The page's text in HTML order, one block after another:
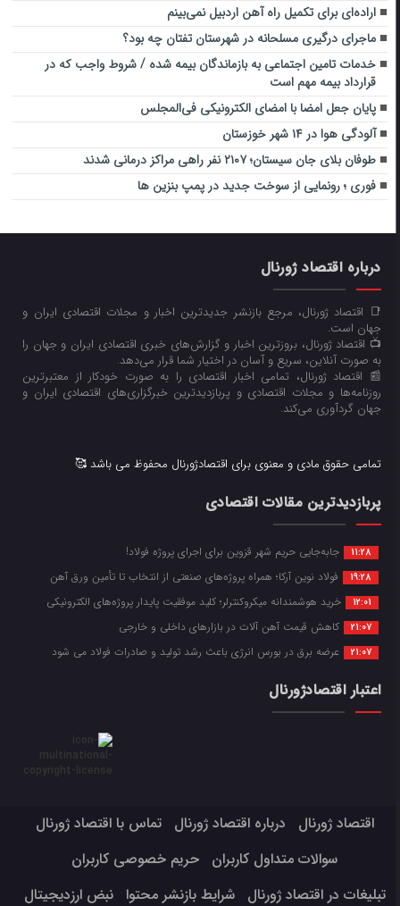
اراده‌ای برای تکمیل راه آهن اردبیل نمی‌بینم
ماجرای درگیری مسلحانه در شهرستان تفتان چه بود؟
خدمات تامین اجتماعی به بازماندگان بیمه شده / شروط واجب که در
قرارداد بیمه مهم است
پایان جعل امضا با امضای الکترونیکی فی‌المجلس
آلودگی هوا در ۱۴ شهر خوزستان
طوفان بلای جان سیستان؛ ۲۱۰۷ نفر راهی مراکز درمانی شدند
فوری ؛ رونمایی از سوخت جدید در پمپ بنزین ها
درباره اقتصاد ژورنال
📑 اقتصاد ژورنال، مرجع بازنشر جدیدترین اخبار و مجلات اقتصادی ایران و
جهان است.
📺 اقتصاد ژورنال، بروزترین اخبار و گزارش‌های خبری اقتصادی ایران و جهان را
به صورت آنلاین، سریع و آسان در اختیار شما قرار می‌‌دهد.
📰 اقتصاد ژورنال، تمامی اخبار اقتصادی را به صورت خودکار از معتبرترین
روزنامه‌ها و مجلات اقتصادی و پربازدیدترین خبرگزاری‌های اقتصادی ایران و
جهان گردآوری می‌کند.
تمامی حقوق مادی و معنوی برای اقتصادژورنال محفوظ می باشد 🥰
پربازدیدترین مقالات اقتصادی
11:28 جابه‌جایی حریم شهر قزوین برای اجرای پروژه فولاد!
19:28 فولاد نوین آرکا؛ همراه پروژه‌های صنعتی از انتخاب تا تأمین ورق آهن
12:01 خرید هوشمندانه میکروکنترلر؛ کلید موفقیت پایدار پروژه‌های الکترونیکی
21:07 کاهش قیمت آهن آلات در بازارهای داخلی و خارجی
21:07 عرضه برق در بورس انرژی باعث رشد تولید و صادرات فولاد می شود
اعتبار اقتصادژورنال
اقتصاد ژورنال درباره اقتصاد ژورنال
تماس با اقتصاد ژورنال
سوالات متداول کاربران
حریم خصوصی کاربران
تبلیغات در اقتصاد ژورنال
شرایط بازنشر محتوا نبض ارزدیجیتال